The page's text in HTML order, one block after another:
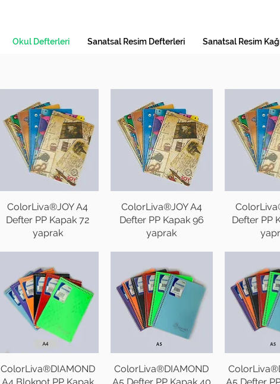
Okul Defterleri Sanatsal Resim Defterleri Sanatsal Resim
ColorLiva®JOY A4
Defter PP Kapak 72
yaprak
ColorLiva®JOY A4
Defter PP Kapak 96
yaprak
Defter PP
ColorLiva®DIAMOND
ColorLiva®DIAMOND